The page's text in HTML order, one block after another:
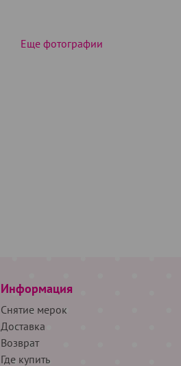
Еще фотографии
Информация
Снятие мерок
Доставка
Возврат
Где купить